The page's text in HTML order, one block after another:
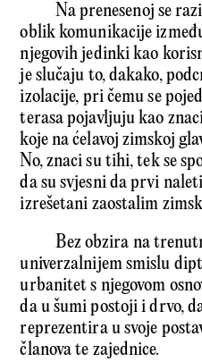
Na prenesenoj se
oblik komunikacije
njegovih jedinki kao
je slučaju to, dakako,
izolacije, pri čemu se
terasa pojavljuju kao
koje na ćelavoj zimskoj
No, znaci su tihi, tek se
da su svjesni da prvi
izrešetani zaostalim
Bez obzira na
univerzalnijem smislu
urbanitet s njegovom
da u šumi postoji i drvo,
reprezentira u svoje
članova te zajednice.